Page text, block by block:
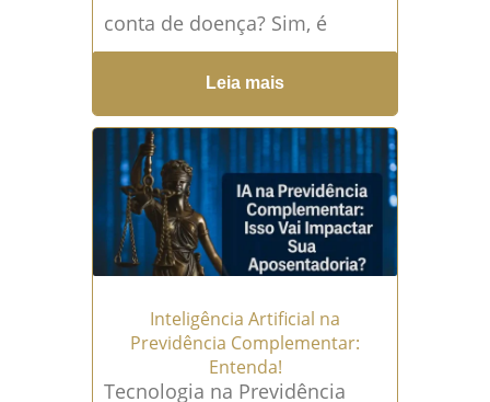
conta de doença? Sim, é
possível se aposentar por
conta de doença, e essa é
uma das...Leia mais →
Leia mais
Inteligência Artificial na
Previdência Complementar:
Entenda!
Tecnologia na Previdência